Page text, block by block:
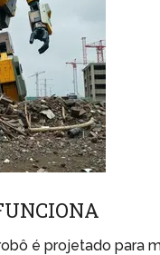
é projetado para